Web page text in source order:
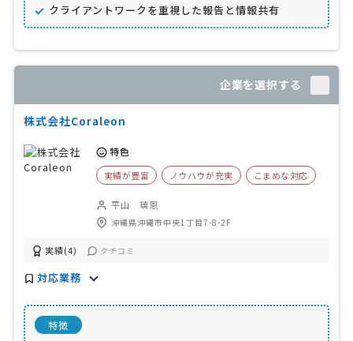
クライアントワークを重視した報告と情報共有
企業を選択する
株式会社Coraleon
特色
実績が豊富 ノウハウが充実 こまめな対応
平山 璃恩
沖縄県沖縄市中央1丁目7-8-2F
実績(4) クチコミ
対応業務
特徴